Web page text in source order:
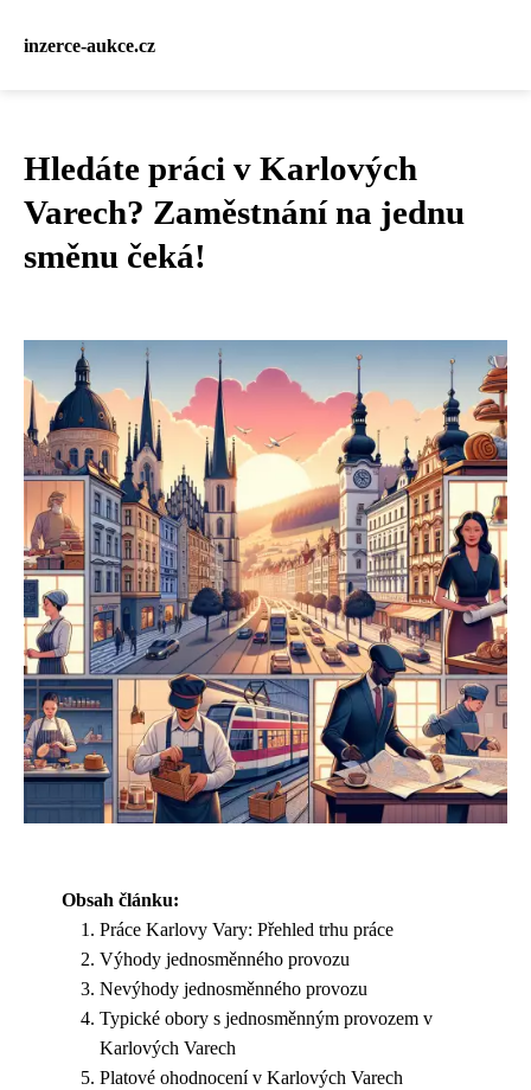
inzerce-aukce.cz
Hledáte práci v Karlových
Varech? Zaměstnání na jednu
směnu čeká!
Obsah článku:
Práce Karlovy Vary: Přehled trhu práce
Výhody jednosměnného provozu
Nevýhody jednosměnného provozu
Typické obory s jednosměnným provozem v
Karlových Varech
Platové ohodnocení v Karlových Varech